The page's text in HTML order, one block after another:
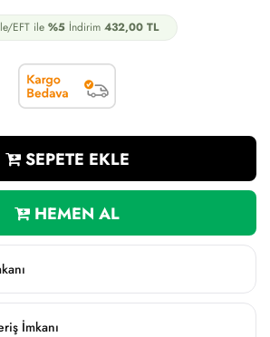
EFT ile %5İndirim 432,00TL
SEPETE EKLE
HEMEN AL
İmkanı